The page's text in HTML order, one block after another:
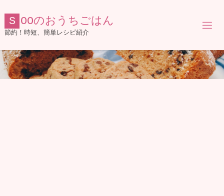
ン
ン
へ
ス
S OOのお う ち ごはん
節約！時短、簡単レシピ紹介